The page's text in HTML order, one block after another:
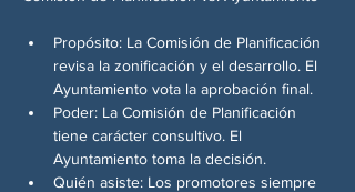
Propósito: La Comisión de Planificación
revisa la zonificación y el desarrollo. El
Ayuntamiento vota la aprobación final.
Poder: La Comisión de Planificación
tiene carácter consultivo. El
Ayuntamiento toma la decisión.
Quién asiste: Los promotores siempre